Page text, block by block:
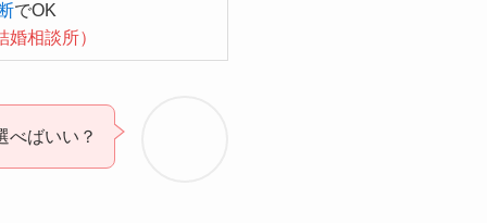
でOK
婚相談所）
べばいい？